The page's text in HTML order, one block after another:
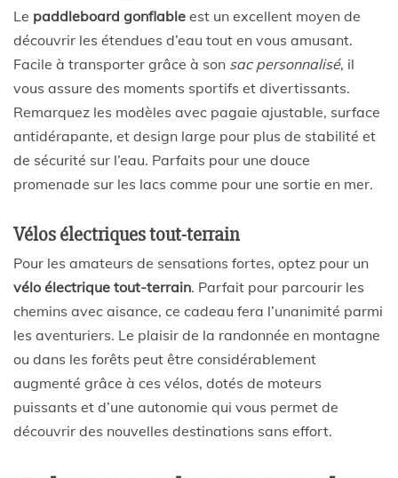
Le paddleboard gonflable est un excellent moyen de
découvrir les étendues d’eau tout en vous amusant.
Facile à transporter grâce à son sac personnalisé, il
vous assure des moments sportifs et divertissants.
Remarquez les modèles avec pagaie ajustable, surface
antidérapante, et design large pour plus de stabilité et
de sécurité sur l’eau. Parfaits pour une douce
promenade sur les lacs comme pour une sortie en mer.
Vélos électriques tout-terrain
Pour les amateurs de sensations fortes, optez pour un
vélo électrique tout-terrain. Parfait pour parcourir les
chemins avec aisance, ce cadeau fera l’unanimité parmi
les aventuriers. Le plaisir de la randonnée en montagne
ou dans les forêts peut être considérablement
augmenté grâce à ces vélos, dotés de moteurs
puissants et d’une autonomie qui vous permet de
découvrir des nouvelles destinations sans effort.